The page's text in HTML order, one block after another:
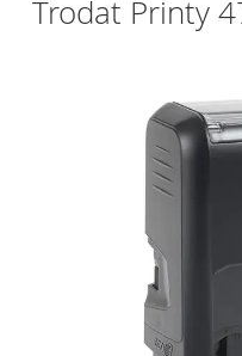
Trodat Printy